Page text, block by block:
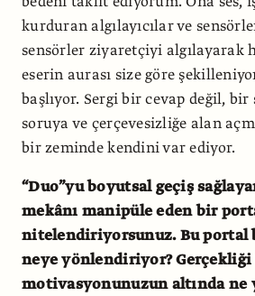
kurduran algılayıcılar ve
sensörler ziyaretçiyi algılayarak
eserin aurası size göre
başlıyor. Sergi bir cevap değil,
soruya ve çerçevesizliğe alan
bir zeminde kendini var ediyor.
“Duo”yu boyutsal geçiş
mekânı manipüle eden bir
nitelendiriyorsunuz. Bu portal
neye yönlendiriyor? Gerçekliği
motivasyonunuzun altında ne